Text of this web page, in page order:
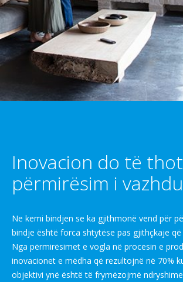
Inovacion do të
përmirësim i
Ne kemi bindjen se ka gjithmonë vend për
bindje është forca shtytëse pas gjithçkaje
Nga përmirësimet e vogla në procesin e
inovacionet e mëdha që rezultojnë në 70%
objektivi ynë është të frymëzojmë